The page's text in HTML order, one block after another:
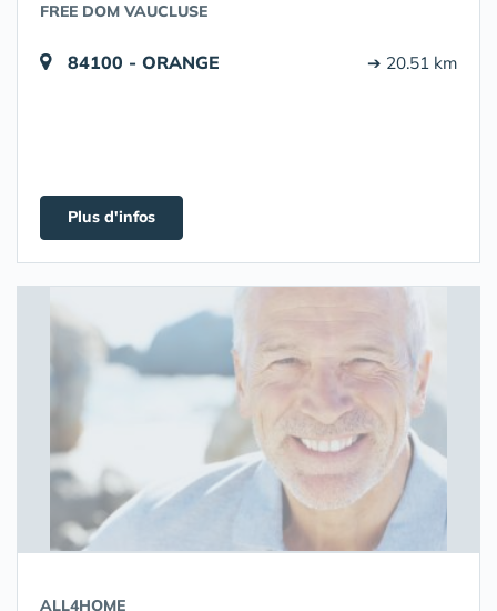
FREE DOM VAUCLUSE
84100 - ORANGE ➔ 20.51 km
Plus d'infos
ALL4HOME